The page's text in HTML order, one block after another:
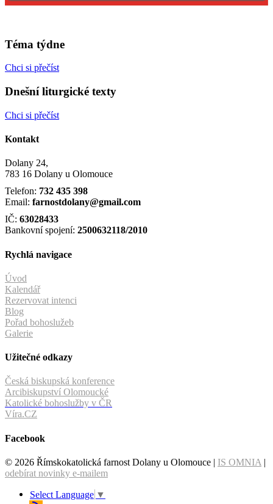
Téma týdne
Chci si přečíst
Dnešní liturgické texty
Chci si přečíst
Kontakt
Dolany 24,
783 16 Dolany u Olomouce
Telefon: 732 435 398
Email: farnostdolany@gmail.com
IČ: 63028433
Bankovní spojení: 2500632118/2010
Rychlá navigace
Úvod
Kalendář
Rezervovat intenci
Blog
Pořad bohoslužeb
Galerie
Užitečné odkazy
Česká biskupská konference
Arcibiskupství Olomoucké
Katolické bohoslužby v ČR
Víra.CZ
Facebook
© 2026 Římskokatolická farnost Dolany u Olomouce | IS OMNIA |
odebírat novinky e-mailem
Select Language ▼